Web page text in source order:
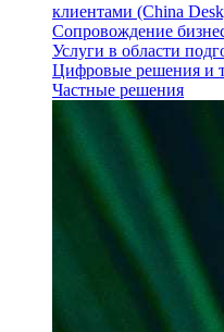
клиентами (China
Сопровождение
Услуги в области
Цифровые решения и
Частные решения